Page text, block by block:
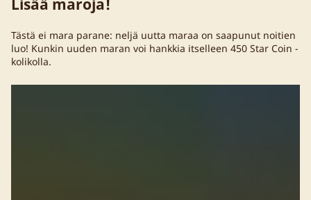
Lisää maroja!
Tästä ei mara parane: neljä uutta maraa on saapunut noitien
luo! Kunkin uuden maran voi hankkia itselleen 450 Star Coin -
kolikolla.